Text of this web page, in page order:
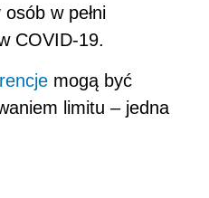
w pełni
COVID-19.
mogą być
limitu – jedna